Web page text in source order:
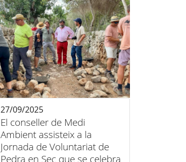
El conseller de Medi
Ambient assisteix a la
Jornada de Voluntariat de
Pedra en Sec que se celebra
27/09/2025